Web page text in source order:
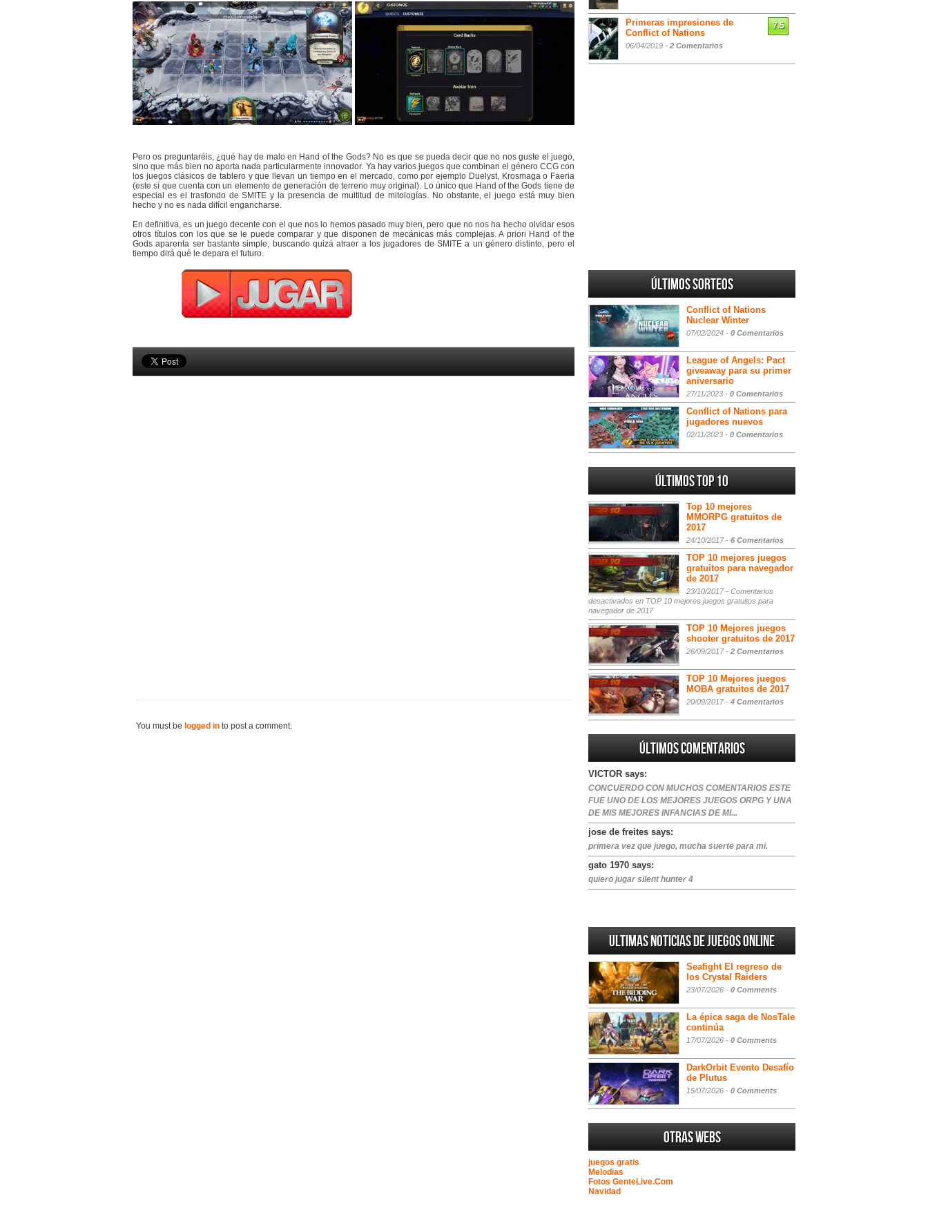
Pero os preguntaréis, ¿qué hay de malo en Hand of the Gods? No es que se pueda decir que no nos guste el juego,
sino que más bien no aporta nada particularmente innovador. Ya hay varios juegos que combinan el género CCG con
los juegos clásicos de tablero y que llevan un tiempo en el mercado, como por ejemplo Duelyst, Krosmaga o Faeria
(este sí que cuenta con un elemento de generación de terreno muy original). Lo único que Hand of the Gods tiene de
especial es el trasfondo de SMITE y la presencia de multitud de mitologías. No obstante, el juego está muy bien
hecho y no es nada difícil engancharse.
En definitiva, es un juego decente con el que nos lo hemos pasado muy bien, pero que no nos ha hecho olvidar esos
otros títulos con los que se le puede comparar y que disponen de mecánicas más complejas. A priori Hand of the
Gods aparenta ser bastante simple, buscando quizá atraer a los jugadores de SMITE a un género distinto, pero el
tiempo dirá qué le depara el futuro.
You must be logged in to post a comment.
Primeras impresiones de
Conflict of Nations
06/04/2019 - 2 Comentarios
7.5
Últimos sorteos
Conflict of Nations
Nuclear Winter
07/02/2024 - 0 Comentarios
League of Angels: Pact
giveaway para su primer
aniversario
27/11/2023 - 0 Comentarios
Conflict of Nations para
jugadores nuevos
02/11/2023 - 0 Comentarios
Últimos Top 10
Top 10 mejores
MMORPG gratuitos de
2017
24/10/2017 - 6 Comentarios
TOP 10 mejores juegos
gratuitos para navegador
de 2017
23/10/2017 - Comentarios
desactivados en TOP 10 mejores juegos gratuitos para
navegador de 2017
TOP 10 Mejores juegos
shooter gratuitos de 2017
26/09/2017 - 2 Comentarios
TOP 10 Mejores juegos
MOBA gratuitos de 2017
20/09/2017 - 4 Comentarios
Últimos comentarios
VICTOR says:
CONCUERDO CON MUCHOS COMENTARIOS ESTE
FUE UNO DE LOS MEJORES JUEGOS ORPG Y UNA
DE MIS MEJORES INFANCIAS DE MI...
jose de freites says:
primera vez que juego, mucha suerte para mi.
gato 1970 says:
quiero jugar silent hunter 4
Ultimas noticias de juegos online
Seafight El regreso de
los Crystal Raiders
23/07/2026 - 0 Comments
La épica saga de NosTale
continúa
17/07/2026 - 0 Comments
DarkOrbit Evento Desafío
de Plutus
15/07/2026 - 0 Comments
Otras webs
juegos gratis
Melodias
Fotos GenteLive.Com
Navidad